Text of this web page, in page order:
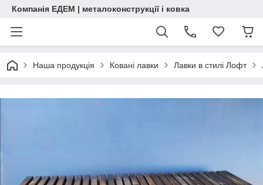
Компанія ЕДЕМ | металоконструкції і ковка
Наша продукція Ковані лавки Лавки в стилі Лофт